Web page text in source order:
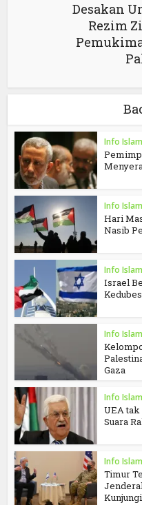
Desakan
Rezim
Info Islam
Info Islam
Hari
Nasib
Info Islam
Israel
Info Islam
Gaza
Info Islam
UEA
Suara
Info Islam
Timur